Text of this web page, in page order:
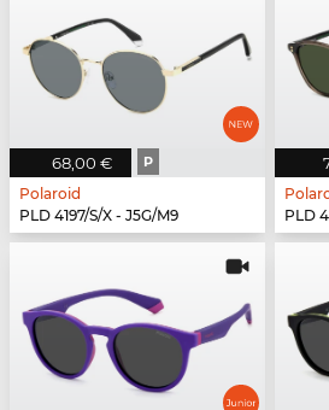
68,00 € P
Polaroid
PLD 4197/S/X - J5G/M9
PLD